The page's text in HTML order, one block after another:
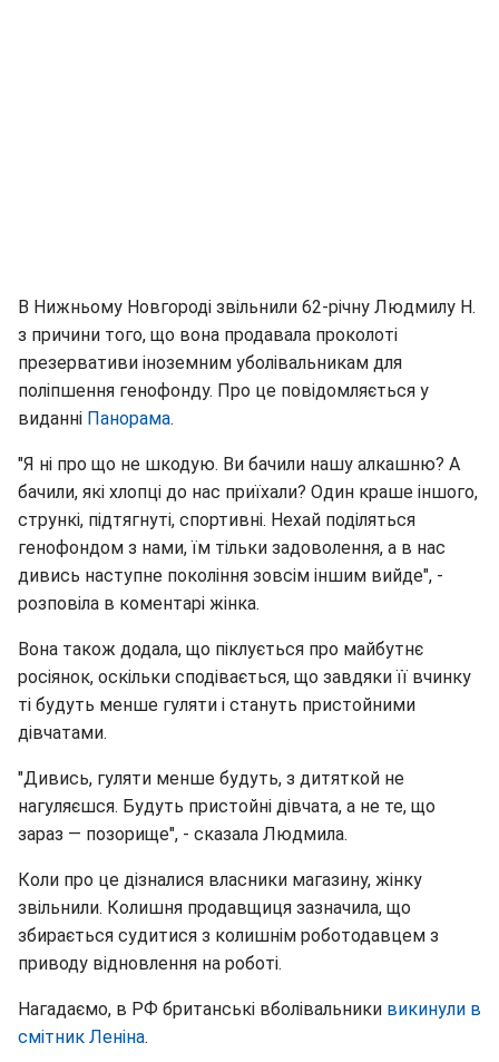
В Нижньому Новгороді звільнили 62-річну Людмилу Н.
з причини того, що вона продавала проколоті
презервативи іноземним уболівальникам для
поліпшення генофонду. Про це повідомляється у
виданні Панорама.
"Я ні про що не шкодую. Ви бачили нашу алкашню? А
бачили, які хлопці до нас приїхали? Один краше іншого,
стрункі, підтягнуті, спортивні. Нехай поділяться
генофондом з нами, їм тільки задоволення, а в нас
дивись наступне покоління зовсім іншим вийде", -
розповіла в коментарі жінка.
Вона також додала, що піклується про майбутнє
росіянок, оскільки сподівається, що завдяки її вчинку
ті будуть менше гуляти і стануть пристойними
дівчатами.
"Дивись, гуляти менше будуть, з дитяткой не
нагуляєшся. Будуть пристойні дівчата, а не те, що
зараз — позорище", - сказала Людмила.
Коли про це дізналися власники магазину, жінку
звільнили. Колишня продавщиця зазначила, що
збирається судитися з колишнім роботодавцем з
приводу відновлення на роботі.
Нагадаємо, в РФ британські вболівальники викинули в
смітник Леніна.